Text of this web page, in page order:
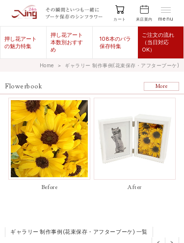
カート 来店案内 menu
押し花アート
の魅力特集
押し花アート
本数別おすす
め
108本のバラ
保存特集
ご注文の流れ
（当日対応
OK）
Home ＞ ギャラリー 制作事例(花束保存・アフターブーケ)
More
Flowerbook
Before After
ギャラリー 制作事例(花束保存・アフターブーケ) 一覧